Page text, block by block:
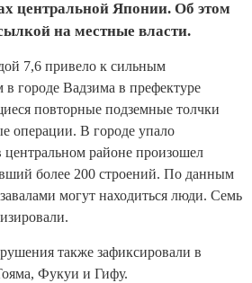
центральной Японии. Об этом
на местные власти.
7,6 привело к сильным
городе Вадзима в префектуре
повторные подземные толчки
операции. В городе упало
центральном районе произошел
более 200 строений. По данным
могут находиться люди. Семь
также зафиксировали в
Фукуи и Гифу.